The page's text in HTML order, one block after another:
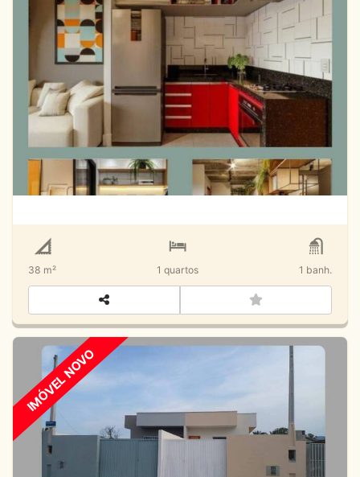
PRIME STUDIOS TABAPORÃ Caraguatatuba-
ÚLTIMAS UNIDADES!
Venda
Jardim Britânia
38 m² 1 quartos 1 banh.
Casa Individual em Caraguatatuba
IMÓVEL NOVO